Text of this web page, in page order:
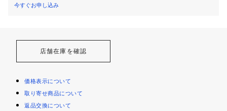
今すぐお申し込み
店舗在庫を確認
価格表示について
取り寄せ商品について
返品交換について